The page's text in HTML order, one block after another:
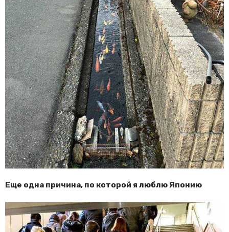
Еще одна причина, по которой я люблю Японию